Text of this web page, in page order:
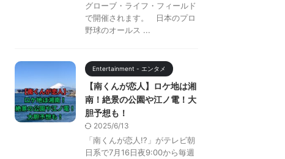
グローブ・ライフ・フィールド
で開催されます。 日本のプロ
野球のオールス ...
Entertainment - エンタメ
【南くんが恋人】ロケ地は湘
南！絶景の公園や江ノ電！大
胆予想も！
2025/6/13
「南くんが恋人!?」がテレビ朝
日系で7月16日夜9:00から毎週